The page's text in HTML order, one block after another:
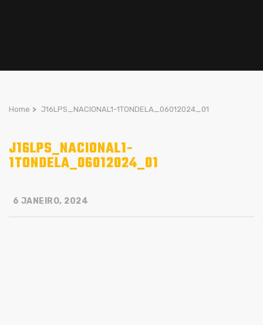
Home > J16LPS_NACIONAL1-1TONDELA_06012024_01
J16LPS_NACIONAL1-
1TONDELA_06012024_01
6 JANEIRO, 2024